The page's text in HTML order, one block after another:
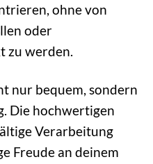
ohne von
oder
zu werden.
nur bequem, sondern
Die hochwertigen
Verarbeitung
Freude an deinem